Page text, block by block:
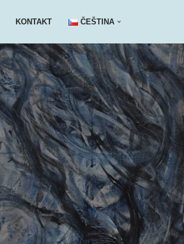
KONTAKT ČEŠTINA